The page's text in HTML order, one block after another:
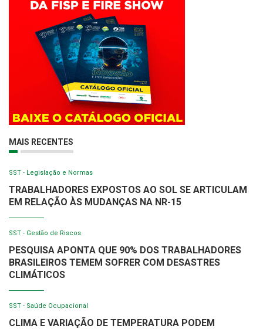
MAIS RECENTES
SST - Legislação e Normas
TRABALHADORES EXPOSTOS AO SOL SE ARTICULAM
EM RELAÇÃO ÀS MUDANÇAS NA NR-15
SST - Gestão de Riscos
PESQUISA APONTA QUE 90% DOS TRABALHADORES
BRASILEIROS TEMEM SOFRER COM DESASTRES
CLIMÁTICOS
SST - Saúde Ocupacional
CLIMA E VARIAÇÃO DE TEMPERATURA PODEM